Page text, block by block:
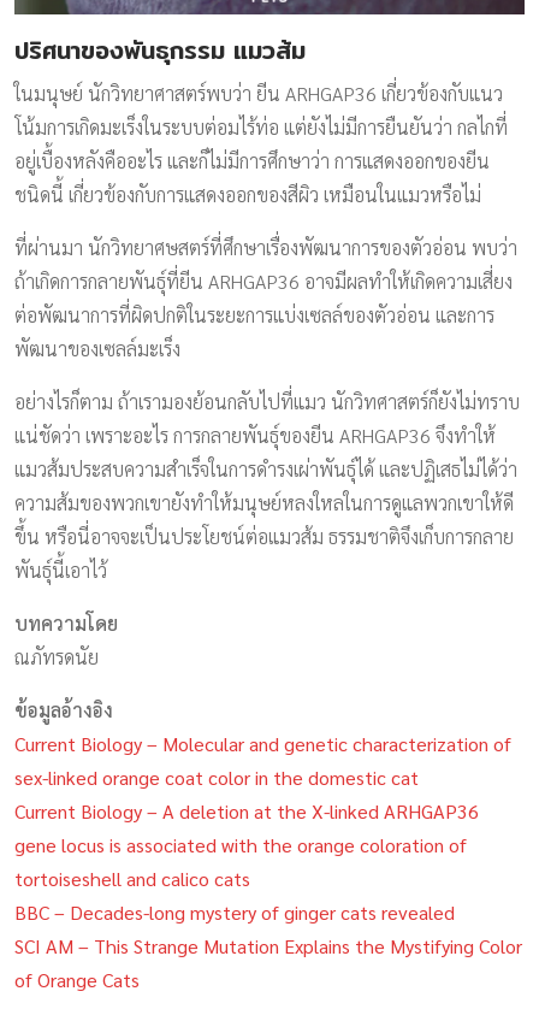
ปริศนาของพันธุกรรม แมวส้ม
ในมนุษย์ นักวิทยาศาสตร์พบว่า ยีน ARHGAP36 เกี่ยวข้องกับแนว
โน้มการเกิดมะเร็งในระบบต่อมไร้ท่อ แต่ยังไม่มีการยืนยันว่า กลไกที่
อยู่เบื้องหลังคืออะไร และก็ไม่มีการศึกษาว่า การแสดงออกของยีน
ชนิดนี้ เกี่ยวข้องกับการแสดงออกของสีผิว เหมือนในแมวหรือไม่
ที่ผ่านมา นักวิทยาศษสตร์ที่ศึกษาเรื่องพัฒนาการของตัวอ่อน พบว่า
ถ้าเกิดการกลายพันธุ์ที่ยีน ARHGAP36 อาจมีผลทำให้เกิดความเสี่ยง
ต่อพัฒนาการที่ผิดปกติในระยะการแบ่งเซลล์ของตัวอ่อน และการ
พัฒนาของเซลล์มะเร็ง
อย่างไรก็ตาม ถ้าเรามองย้อนกลับไปที่แมว นักวิทศาสตร์ก็ยังไม่ทราบ
แน่ชัดว่า เพราะอะไร การกลายพันธุ์ของยีน ARHGAP36 จึงทำให้
แมวส้มประสบความสำเร็จในการดำรงเผ่าพันธุ์ได้ และปฏิเสธไม่ได้ว่า
ความส้มของพวกเขายังทำให้มนุษย์หลงใหลในการดูแลพวกเขาให้ดี
ขึ้น หรือนี่อาจจะเป็นประโยชน์ต่อแมวส้ม ธรรมชาติจึงเก็บการกลาย
พันธุ์นี้เอาไว้
บทความโดย
ณภัทรดนัย
ข้อมูลอ้างอิง
Current Biology – Molecular and genetic characterization of
sex-linked orange coat color in the domestic cat
Current Biology – A deletion at the X-linked ARHGAP36
gene locus is associated with the orange coloration of
tortoiseshell and calico cats
BBC – Decades-long mystery of ginger cats revealed
SCI AM – This Strange Mutation Explains the Mystifying Color
of Orange Cats